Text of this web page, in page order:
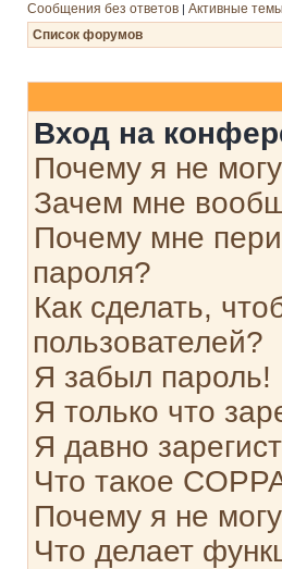
Сообщения без ответов | Активные темы
Список форумов
Вход на
Почему я не
Зачем мне
Почему мне
пароля?
Как сделать,
пользователей?
Я забыл пароль!
Я только что
Я давно
Что такое
Почему я не
Что делает